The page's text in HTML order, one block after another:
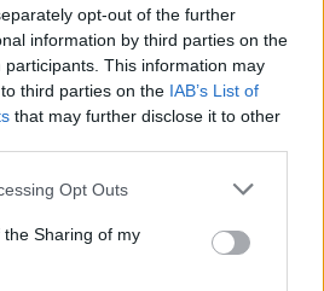
opt-out of the further
information by third parties on the
participants. This information may
third parties on the IAB’s List of
that may further disclose it to other
Opt Outs
Sharing of my
de
Concertos de Natal de 2023
estreiam-se em Estruturas
residenciais para idosos
MAIS DO AUTOR